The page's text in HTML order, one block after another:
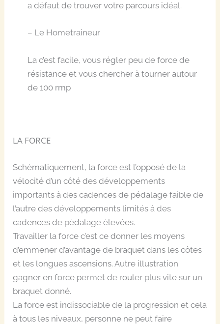
a défaut de trouver votre parcours idéal.
– Le Hometraineur
La c’est facile, vous régler peu de force de
résistance et vous chercher à tourner autour
de 100 rmp
LA FORCE
Schématiquement, la force est l’opposé de la
vélocité d’un côté des développements
importants à des cadences de pédalage faible de
l’autre des développements limités à des
cadences de pédalage élevées.
Travailler la force c’est ce donner les moyens
d’emmener d’avantage de braquet dans les côtes
et les longues ascensions. Autre illustration
gagner en force permet de rouler plus vite sur un
braquet donné.
La force est indissociable de la progression et cela
à tous les niveaux, personne ne peut faire